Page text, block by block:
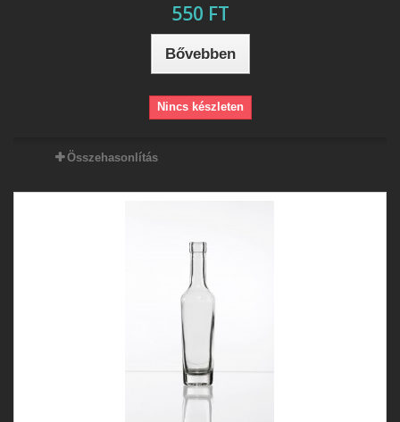
550 FT
Bővebben
Nincs készleten
Összehasonlítás